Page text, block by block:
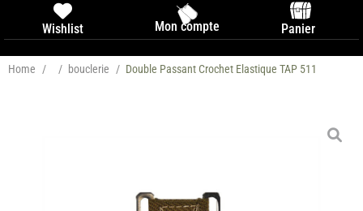
Wishlist Mon compte Panier
Home / / bouclerie / Double Passant Crochet Elastique TAP 511